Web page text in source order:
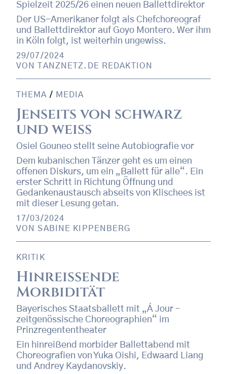
Spielzeit 2025/26 einen neuen Ballettdirektor
Der US-Amerikaner folgt als Chefchoreograf
und Ballettdirektor auf Goyo Montero. Wer ihm
in Köln folgt, ist weiterhin ungewiss.
29/07/2024
VON
TANZNETZ.DE REDAKTION
THEMA / MEDIA
Jenseits von schwarz
und weiß
Osiel Gouneo stellt seine Autobiografie vor
Dem kubanischen Tänzer geht es um einen
offenen Diskurs, um ein „Ballett für alle“. Ein
erster Schritt in Richtung Öffnung und
Gedankenaustausch abseits von Klischees ist
mit dieser Lesung getan.
17/03/2024
VON SABINE KIPPENBERG
KRITIK
Hinreißende
Morbidität
Bayerisches Staatsballett mit „Á Jour –
zeitgenössische Choreographien“ im
Prinzregententheater
Ein hinreißend morbider Ballettabend mit
Choreografien von Yuka Oishi, Edwaard Liang
und Andrey Kaydanovskiy.